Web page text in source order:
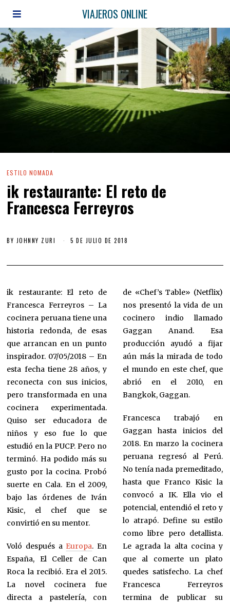
VIAJEROS ONLINE
ESTILO NOMADA
ik restaurante: El reto de
Francesca Ferreyros
BY JOHNNY ZURI 5 DE JULIO DE 2018
ik restaurante: El reto de
Francesca Ferreyros – La
cocinera peruana tiene una
historia redonda, de esas
que arrancan en un punto
inspirador. 07/05/2018 – En
esta fecha tiene 28 años, y
reconecta con sus inicios,
pero transformada en una
cocinera experimentada.
Quiso ser educadora de
niños y eso fue lo que
estudió en la PUCP. Pero no
terminó. Ha podido más su
gusto por la cocina. Probó
suerte en Cala. En el 2009,
bajo las órdenes de Iván
Kisic, el chef que se
convirtió en su mentor.
Voló después a Europa. En
España, El Celler de Can
Roca la recibió. Era el 2015.
La novel cocinera fue
directa a pastelería, con
de «Chef’s Table» (Netflix)
nos presentó la vida de un
cocinero indio llamado
Gaggan Anand. Esa
producción ayudó a fijar
aún más la mirada de todo
el mundo en este chef, que
abrió en el 2010, en
Bangkok, Gaggan.
Francesca trabajó en
Gaggan hasta inicios del
2018. En marzo la cocinera
peruana regresó al Perú.
No tenía nada premeditado,
hasta que Franco Kisic la
convocó a IK. Ella vio el
potencial, entendió el reto y
lo atrapó. Define su estilo
como libre pero detallista.
Le agrada la alta cocina y
que al comerte un plato
quedes satisfecho. La chef
Francesca Ferreyros
termina de publicar su